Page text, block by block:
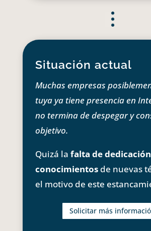
Situación actual
Muchas empresas
tuya ya tiene presencia en
no termina de despegar y
objetivo.
Quizá la falta de dedicación
conocimientosde nuevas
el motivo de este
Solicitar más